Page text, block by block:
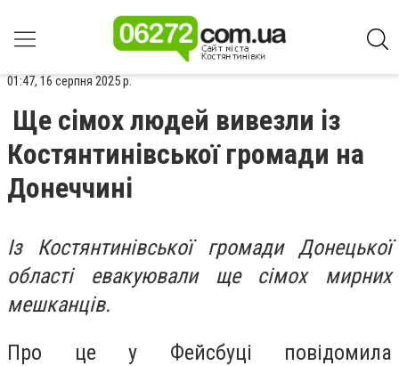
01:47, 16 серпня 2025 р.
Ще сімох людей вивезли із
Костянтинівської громади на
Донеччині
Із Костянтинівської громади Донецької
області евакуювали ще сімох мирних
мешканців.
Про це у Фейсбуці повідомила